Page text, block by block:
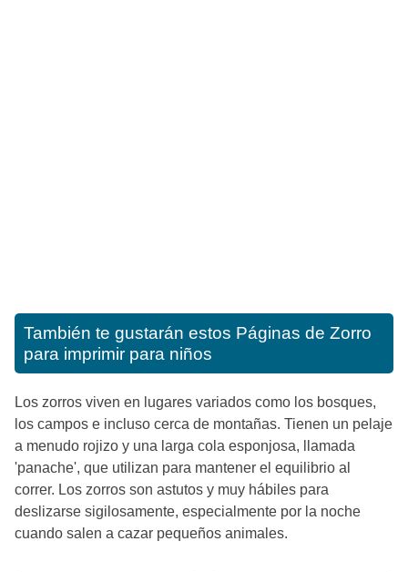
También te gustarán estos Páginas de Zorro
para imprimir para niños
Los zorros viven en lugares variados como los bosques,
los campos e incluso cerca de montañas. Tienen un pelaje
a menudo rojizo y una larga cola esponjosa, llamada
'panache', que utilizan para mantener el equilibrio al
correr. Los zorros son astutos y muy hábiles para
deslizarse sigilosamente, especialmente por la noche
cuando salen a cazar pequeños animales.